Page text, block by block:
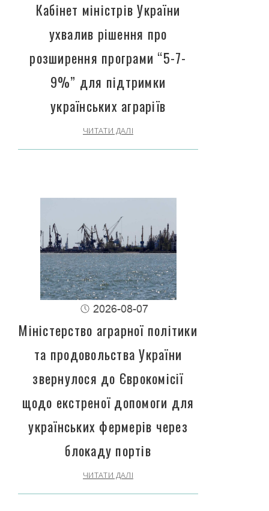
Кабінет міністрів України
ухвалив рішення про
розширення програми “5-7-
9%” для підтримки
українських аграріїв
ЧИТАТИ ДАЛІ
2026-08-07
Міністерство аграрної політики
та продовольства України
звернулося до Єврокомісії
щодо екстреної допомоги для
українських фермерів через
блокаду портів
ЧИТАТИ ДАЛІ